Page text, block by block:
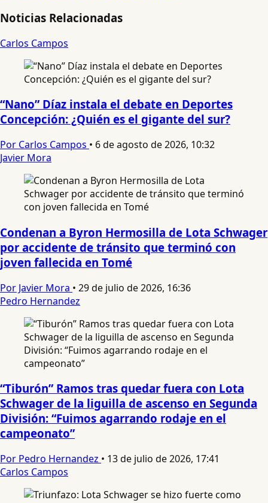
Noticias Relacionadas
Carlos Campos
“Nano” Díaz instala el debate en Deportes
Concepción: ¿Quién es el gigante del sur?
Por Carlos Campos • 6 de agosto de 2026, 10:32
Javier Mora
Condenan a Byron Hermosilla de Lota Schwager
por accidente de tránsito que terminó con
joven fallecida en Tomé
Por Javier Mora • 29 de julio de 2026, 16:36
Pedro Hernandez
“Tiburón” Ramos tras quedar fuera con Lota
Schwager de la liguilla de ascenso en Segunda
División: “Fuimos agarrando rodaje en el
campeonato”
Por Pedro Hernandez • 13 de julio de 2026, 17:41
Carlos Campos